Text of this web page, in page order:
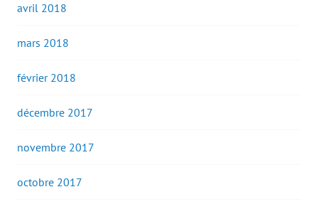
avril 2018
mars 2018
février 2018
décembre 2017
novembre 2017
octobre 2017